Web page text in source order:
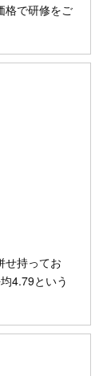
格で研修をご
せ持ってお
4.79という